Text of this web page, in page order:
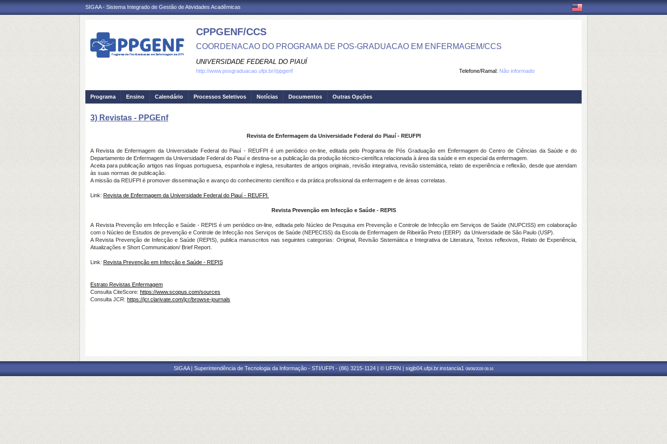
SIGAA - Sistema Integrado de Gestão de Atividades Acadêmicas
CPPGENF/CCS
COORDENACAO DO PROGRAMA DE POS-GRADUACAO EM ENFERMAGEM/CCS
UNIVERSIDADE FEDERAL DO PIAUÍ
Telefone/Ramal: Não informado
http://www.posgraduacao.ufpi.br//ppgenf
Programa Ensino Calendário Processos Seletivos Notícias Documentos Outras Opções
3) Revistas - PPGEnf
Revista de Enfermagem da Universidade Federal do Piauí - REUFPI
A Revista de Enfermagem da Universidade Federal do Piauí - REUFPI é um periódico on-line, editada pelo Programa de Pós Graduação em Enfermagem do Centro de Ciências da Saúde e do
Departamento de Enfermagem da Universidade Federal do Piauí e destina-se a publicação da produção técnico-científica relacionada à área da saúde e em especial da enfermagem.
Aceita para publicação artigos nas línguas portuguesa, espanhola e inglesa, resultantes de artigos originais, revisão integrativa, revisão sistemática, relato de experiência e reflexão, desde que atendam
às suas normas de publicação.
A missão da REUFPI é promover disseminação e avanço do conhecimento científico e da prática profissional da enfermagem e de áreas correlatas.
Link: Revista de Enfermagem da Universidade Federal do Piauí - REUFPI
Revista Prevenção em Infecção e Saúde - REPIS
A Revista Prevenção em Infecção e Saúde - REPIS é um periódico on-line, editada pelo Núcleo de Pesquisa em Prevenção e Controle de Infecção em Serviços de Saúde (NUPCISS) em colaboração
com o Núcleo de Estudos de prevenção e Controle de Infecção nos Serviços de Saúde (NEPECISS) da Escola de Enfermagem de Ribeirão Preto (EERP) da Universidade de São Paulo (USP).
A Revista Prevenção de Infecção e Saúde (REPIS), publica manuscritos nas seguintes categorias: Original, Revisão Sistemática e Integrativa de Literatura, Textos reflexivos, Relato de Experiência,
Atualizações e Short Communication/ Brief Report.
Link: Revista Prevenção em Infecção e Saúde - REPIS
Estrato Revistas Enfermagem
Consulta CiteScore: https://www.scopus.com/sources
Consulta JCR: https://jcr.clarivate.com/jcr/browse-journals
SIGAA | Superintendência de Tecnologia da Informação - STI/UFPI - (86) 3215-1124 | © UFRN | sigjb04.ufpi.br.instancia1 08/08/2026 08:16